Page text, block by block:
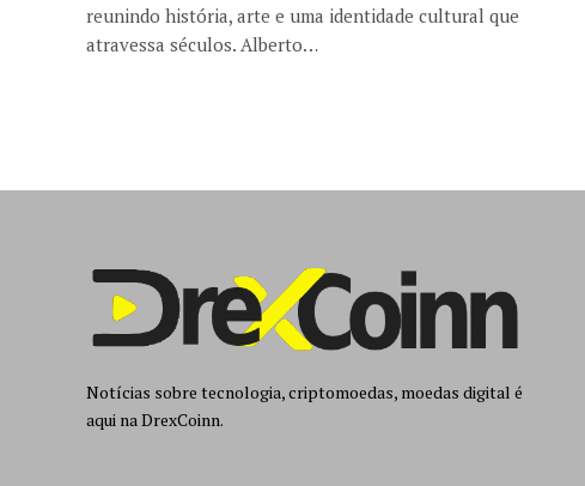
reunindo história, arte e uma identidade cultural que
atravessa séculos. Alberto…
Notícias sobre tecnologia, criptomoedas, moedas digital é
aqui na DrexCoinn.